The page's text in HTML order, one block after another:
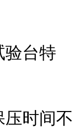
验台特
时间不